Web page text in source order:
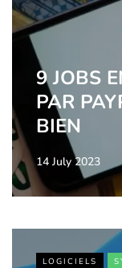
9 JOBS
PAR
BIEN
14 July 2023
LOGICIELS